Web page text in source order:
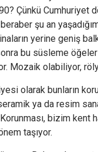
Çünkü Cumhuriyet
şu an
yerine geniş
bu süsleme
Mozaik olabiliyor,
olarak bunların
ya da resim
bizim kent
taşıyor.